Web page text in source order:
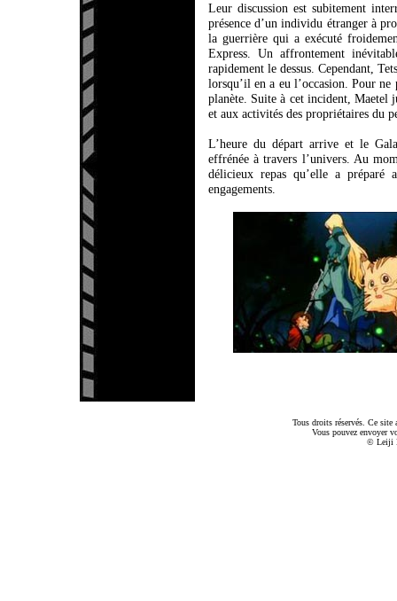
Leur discussion est subitement
présence d’un individu étranger à
la guerrière qui a exécuté
Express. Un affrontement
rapidement le dessus. Cependant,
lorsqu’il en a eu l’occasion. Pour
planète. Suite à cet incident, Maetel
et aux activités des propriétaires du
L’heure du départ arrive et le
effrénée à travers l’univers. Au
délicieux repas qu’elle a préparé
engagements.
Tous droits réservés. Ce site
Vous pouvez envoyer
© Leiji